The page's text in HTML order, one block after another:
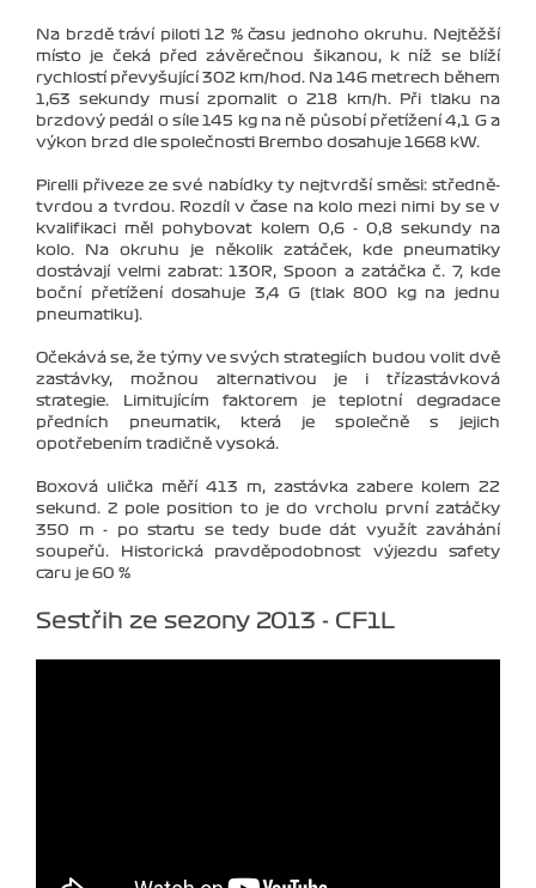
Na brzdě tráví piloti 12 % času jednoho okruhu. Nejtěžší
místo je čeká před závěrečnou šikanou, k níž se blíží
rychlostí převyšující 302 km/hod. Na 146 metrech během
1,63 sekundy musí zpomalit o 218 km/h. Při tlaku na
brzdový pedál o síle 145 kg na ně působí přetížení 4,1 G a
výkon brzd dle společnosti Brembo dosahuje 1668 kW.
Pirelli přiveze ze své nabídky ty nejtvrdší směsi: středně-
tvrdou a tvrdou. Rozdíl v čase na kolo mezi nimi by se v
kvalifikaci měl pohybovat kolem 0,6 - 0,8 sekundy na
kolo. Na okruhu je několik zatáček, kde pneumatiky
dostávají velmi zabrat: 130R, Spoon a zatáčka č. 7, kde
boční přetížení dosahuje 3,4 G (tlak 800 kg na jednu
pneumatiku).
Očekává se, že týmy ve svých strategiích budou volit dvě
zastávky, možnou alternativou je i třízastávková
strategie. Limitujícím faktorem je teplotní degradace
předních pneumatik, která je společně s jejich
opotřebením tradičně vysoká.
Boxová ulička měří 413 m, zastávka zabere kolem 22
sekund. Z pole position to je do vrcholu první zatáčky
350 m - po startu se tedy bude dát využít zaváhání
soupeřů. Historická pravděpodobnost výjezdu safety
caru je 60 %
Sestřih ze sezony 2013 - CF1L